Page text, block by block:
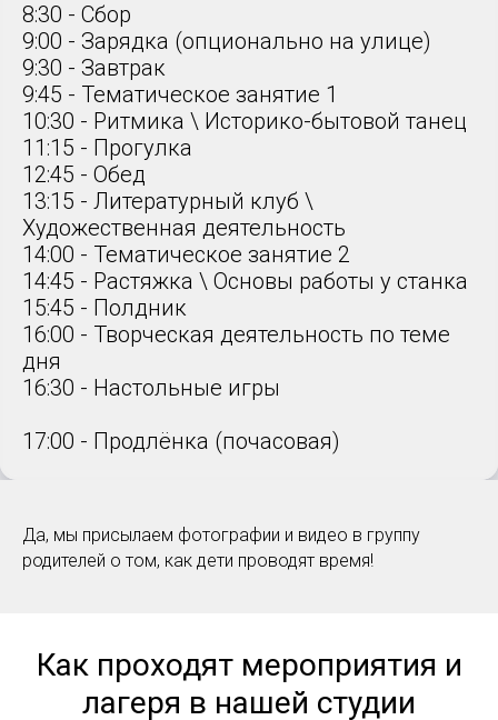
8:30 - Сбор
9:00 - Зарядка (опционально на улице)
9:30 - Завтрак
9:45 - Тематическое занятие 1
10:30 - Ритмика \ Историко-бытовой танец
11:15 - Прогулка
12:45 - Обед
13:15 - Литературный клуб \
Художественная деятельность
14:00 - Тематическое занятие 2
14:45 - Растяжка \ Основы работы у станка
15:45 - Полдник
16:00 - Творческая деятельность по теме
дня
16:30 - Настольные игры
17:00 - Продлёнка (почасовая)
Да, мы присылаем фотографии и видео в группу
родителей о том, как дети проводят время!
Как проходят мероприятия и
лагеря в нашей студии